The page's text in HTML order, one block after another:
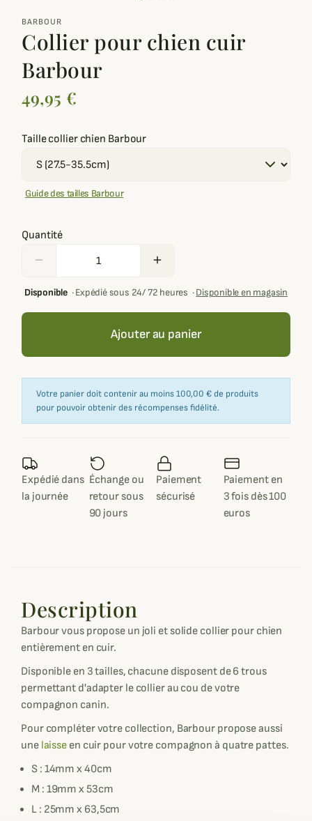
BARBOUR
Collier pour chien cuir
Barbour
49,95 €
Taille collier chien Barbour
Guide des tailles Barbour
Quantité
remove add
Disponible·Expédié sous 24/ 72 heures ·Disponible en magasin
Ajouter au panier
Votre panier doit contenir au moins 100,00 € de produits
pour pouvoir obtenir des récompenses fidélité.
Expédié dans
la journée
Échange ou
retour sous
90 jours
Paiement
sécurisé
Paiement en
3 fois dès 100
euros
Description
Barbour vous propose un joli et solide collier pour chien
entièrement en cuir.
Disponible en 3 tailles, chacune disposent de 6 trous
permettant d'adapter le collier au cou de votre
compagnon canin.
Pour compléter votre collection, Barbour propose aussi
une laisse en cuir pour votre compagnon à quatre pattes.
S : 14mm x 40cm
M : 19mm x 53cm
L : 25mm x 63,5cm